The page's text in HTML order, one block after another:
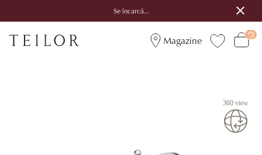
Se încarcă...
Magazine
360 view